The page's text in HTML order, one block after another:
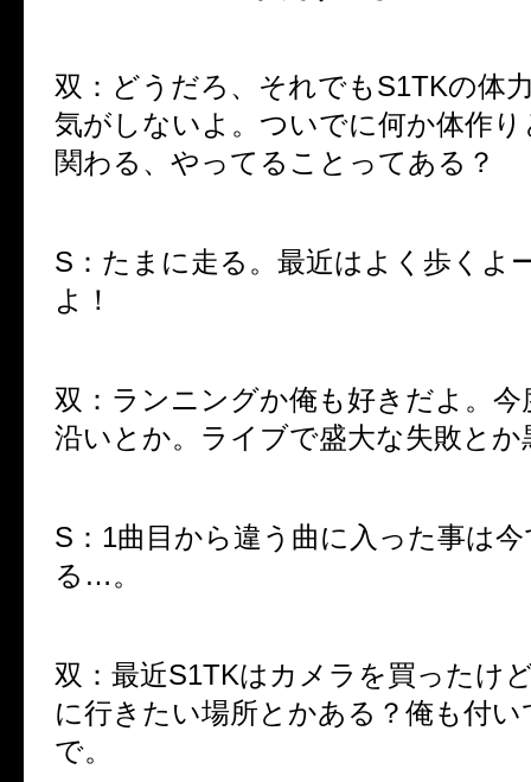
双：どうだろ、それでもS1TKの体
気がしないよ。ついでに何か体作
関わる、やってることってある？
S：たまに走る。最近はよく歩くよ
よ！
双：ランニングか俺も好きだよ。今
沿いとか。ライブで盛大な失敗とか
S：1曲目から違う曲に入った事は
る…。
双：最近S1TKはカメラを買ったけ
に行きたい場所とかある？俺も付い
で。